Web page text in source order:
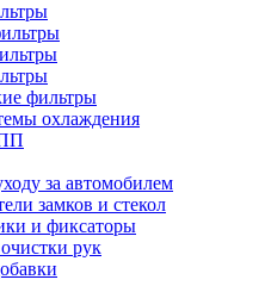
фильтры
охлаждения
за автомобилем
замков и стекол
и фиксаторы
рук